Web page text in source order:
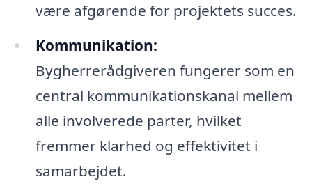
være afgørende for projektets succes.
Kommunikation:
Bygherrerådgiveren fungerer som en
central kommunikationskanal mellem
alle involverede parter, hvilket
fremmer klarhed og effektivitet i
samarbejdet.